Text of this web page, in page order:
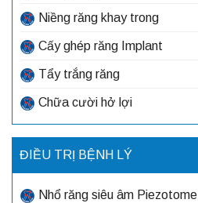
Niềng răng khay trong
Cấy ghép răng Implant
Tẩy trắng răng
Chữa cười hở lợi
ĐIỀU TRỊ BỆNH LÝ
Nhổ răng siêu âm Piezotome